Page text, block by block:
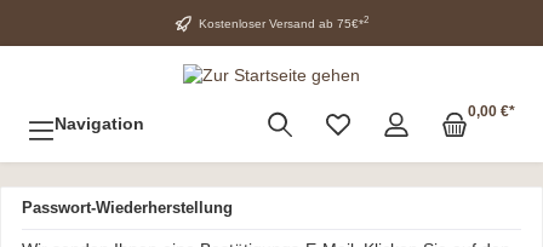
Kostenloser Versand ab 75€*2
Navigation
0,00 €*
Passwort-Wiederherstellung